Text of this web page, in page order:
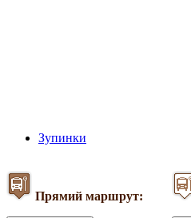
Зупинки
Прямий маршрут: